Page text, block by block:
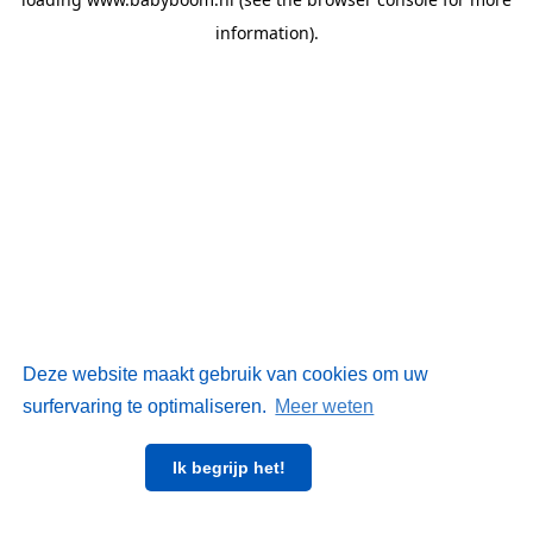
Deze website maakt gebruik van cookies om uw
surfervaring te optimaliseren. Meer weten
Ik begrijp het!
information).